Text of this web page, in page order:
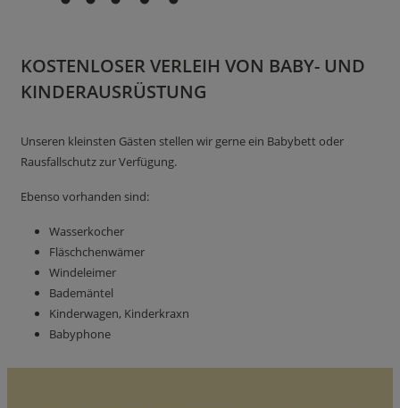
KOSTENLOSER VERLEIH VON BABY- UND
KINDERAUSRÜSTUNG
Unseren kleinsten Gästen stellen wir gerne ein Babybett oder
Rausfallschutz zur Verfügung.
Ebenso vorhanden sind:
Wasserkocher
Fläschchenwämer
Windeleimer
Bademäntel
Kinderwagen, Kinderkraxn
Babyphone